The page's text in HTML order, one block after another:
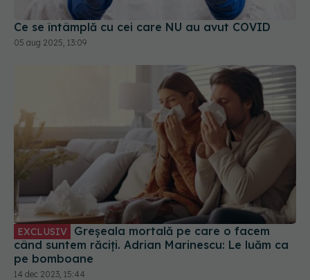
Ce se întâmplă cu cei care NU au avut COVID
05 aug 2025, 13:09
EXCLUSIV
când suntem răciți. Adrian Marinescu: Le luăm ca
pe bomboane
14 dec 2023, 15:44